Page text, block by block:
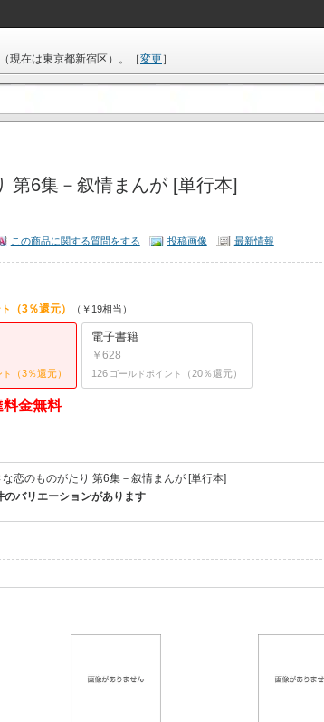
現在は東京都新宿区 ）。 ［変更］
第6集－叙情まんが [単行本]
この商品に関する質問をする 投稿画像 最新情報
（3％還元） （￥19相当）
（3％還元）
電子書籍
￥628
126 ゴールドポイント （20％還元）
料金無料
な恋のものがたり 第6集－叙情まんが [単行本]
のバリエーションがあります